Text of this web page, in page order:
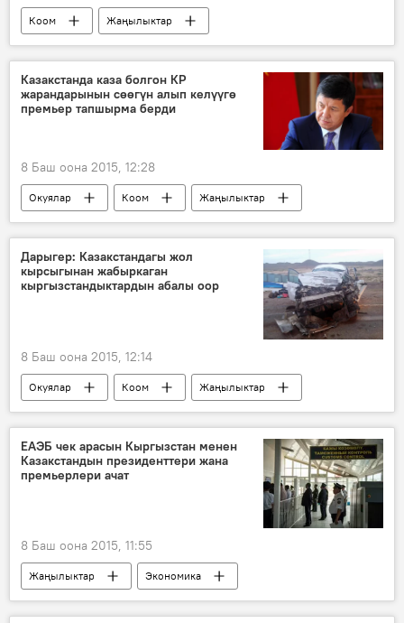
Коом
Жаңылыктар
Батыш Салиева
Социалдык өнүгүү министрлиги
Казакстанда каза болгон КР
жарандарынын сөөгүн алып келүүгө
премьер тапшырма берди
8 Баш оона 2015, 12:28
Окуялар Коом
Жаңылыктар
Казакстан
Темир Сариев
Кубатбек Боронов
Өзгөчө кырдаалдар министрлиги
Казакстандагы жол кырсык. 4 кыргызстандык каза болуп, үчөө оор жаракат алды
Дарыгер: Казакстандагы жол
кырсыгынан жабыркаган
кыргызстандыктардын абалы оор
8 Баш оона 2015, 12:14
Окуялар Коом
Жаңылыктар
Казакстан
Казакстандагы жол кырсык. 4 кыргызстандык каза болуп, үчөө оор жаракат алды
Кыргызстан
ЕАЭБ чек арасын Кыргызстан менен
Казакстандын президенттери жана
премьерлери ачат
8 Баш оона 2015, 11:55
Жаңылыктар
Экономика
Казакстан
Алмазбек Атамбаев